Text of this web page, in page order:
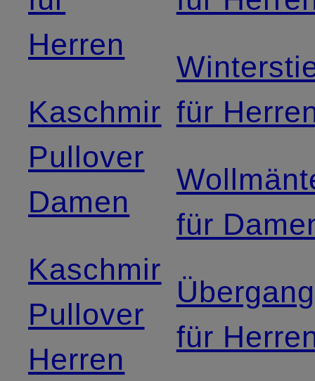
Herren
Kaschmir
Pullover
Damen
Kaschmir
Pullover
Herren
für
für
für